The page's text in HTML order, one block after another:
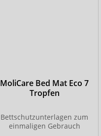
MoliCare Bed Mat Eco 7
Tropfen
Bettschutzunterlagen zum
einmaligen Gebrauch